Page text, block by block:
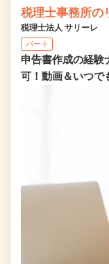
税理士事務所の
税理士法人 サリーレ
パート
申告書作成の経験
可！動画＆いつで